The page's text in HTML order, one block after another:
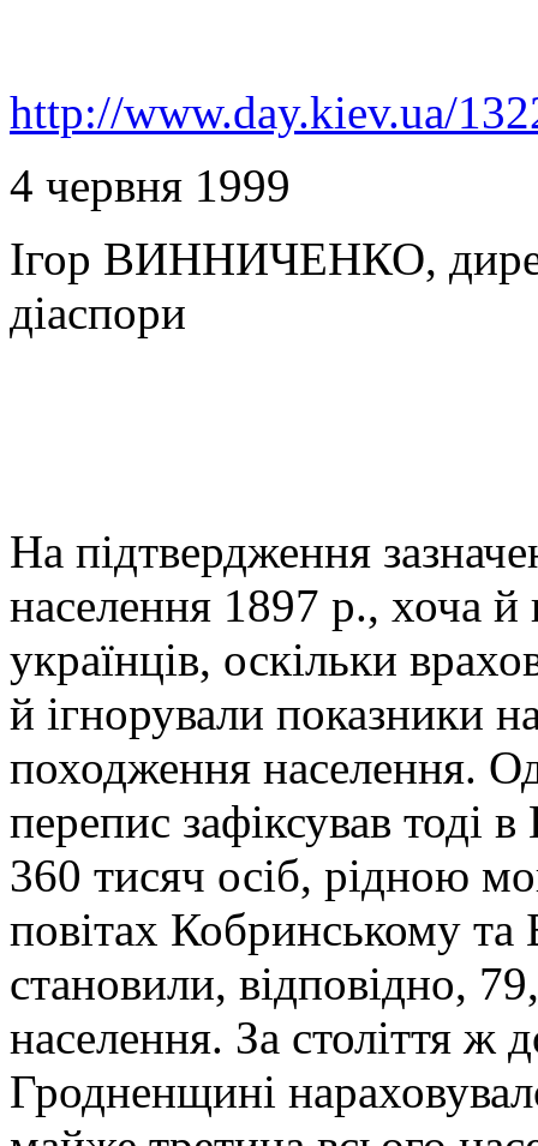
http://www.day.kiev.ua/
4 червня 1999
Ігор ВИННИЧЕНКО,
діаспори
На підтвердження
населення 1897 р., хоча й
українців, оскільки
й ігнорували показники
походження населення.
перепис зафіксував тоді
360 тисяч осіб, рідною
повітах Кобринському та
становили, відповідно,
населення. За століття ж
Гродненщині